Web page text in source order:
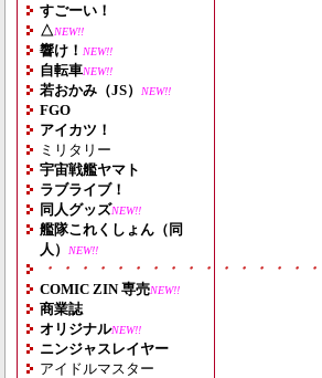
すごーい！
△NEW!!
響け！ NEW!!
自転車NEW!!
若おかみ（JS） NEW!!
FGO
アイカツ！
ミリタリー
宇宙戦艦ヤマト
ラブライブ！
同人グッズNEW!!
艦隊これくしょん（同
人）
NEW!!
・・・・・・・・・・・・・・・
COMIC ZIN 専売NEW!!
商業誌
オリジナルNEW!!
ニンジャスレイヤー
アイドルマスター